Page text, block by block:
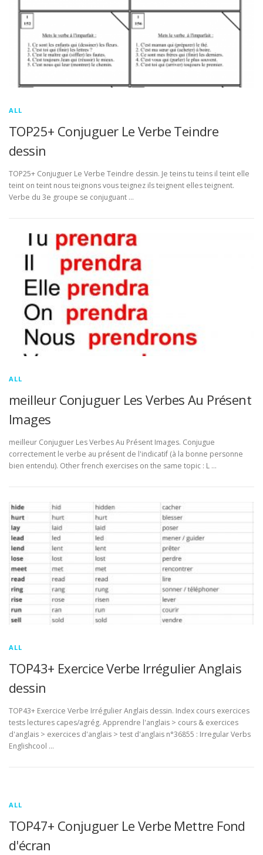
ALL
TOP25+ Conjuguer Le Verbe Teindre
dessin
TOP25+ Conjuguer Le Verbe Teindre dessin. Je teins tu teins il teint elle
teint on teint nous teignons vous teignez ils teignent elles teignent.
Verbe du 3e groupe se conjuguant …
ALL
meilleur Conjuguer Les Verbes Au Présent
Images
meilleur Conjuguer Les Verbes Au Présent Images. Conjugue
correctement le verbe au présent de l'indicatif (à la bonne personne
bien entendu). Other french exercises on the same topic : L …
ALL
TOP43+ Exercice Verbe Irrégulier Anglais
dessin
TOP43+ Exercice Verbe Irrégulier Anglais dessin. Index cours exercices
tests lectures capes/agrég. Apprendre l'anglais > cours & exercices
d'anglais > exercices d'anglais > test d'anglais n°36855 : Irregular Verbs
Englishcool …
ALL
TOP47+ Conjuguer Le Verbe Mettre Fond
d'écran